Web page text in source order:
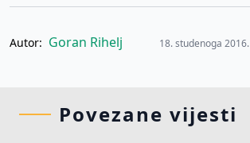
Autor: Goran Rihelj 18. studenoga 2016.
Povezane vijesti